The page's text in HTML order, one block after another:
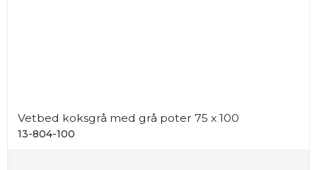
Vetbed koksgrå med grå poter 75 x 100
13-804-100